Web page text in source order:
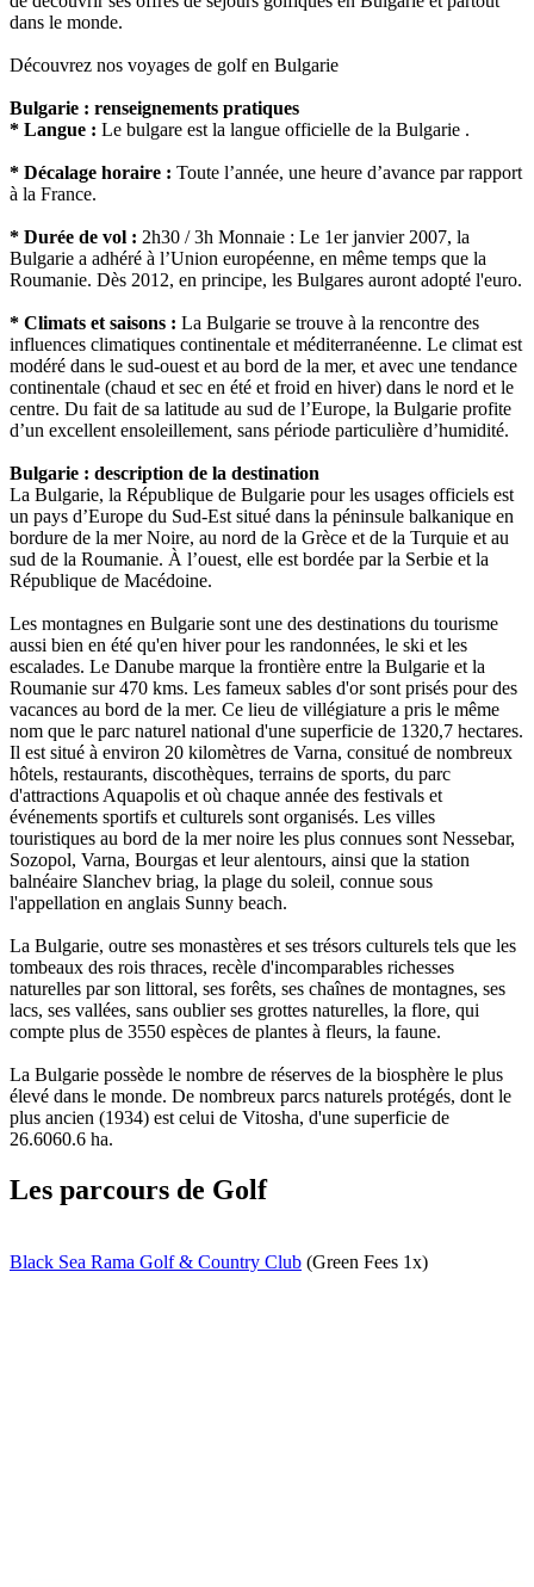
dans le monde.
Découvrez nos voyages de golf en Bulgarie
Bulgarie : renseignements pratiques
* Langue : Le bulgare est la langue officielle de la Bulgarie .
* Décalage horaire : Toute l’année, une heure d’avance par rapport
à la France.
* Durée de vol : 2h30 / 3h Monnaie : Le 1er janvier 2007, la
Bulgarie a adhéré à l’Union européenne, en même temps que la
Roumanie. Dès 2012, en principe, les Bulgares auront adopté l'euro.
* Climats et saisons : La Bulgarie se trouve à la rencontre des
influences climatiques continentale et méditerranéenne. Le climat est
modéré dans le sud-ouest et au bord de la mer, et avec une tendance
continentale (chaud et sec en été et froid en hiver) dans le nord et le
centre. Du fait de sa latitude au sud de l’Europe, la Bulgarie profite
d’un excellent ensoleillement, sans période particulière d’humidité.
Bulgarie : description de la destination
La Bulgarie, la République de Bulgarie pour les usages officiels est
un pays d’Europe du Sud-Est situé dans la péninsule balkanique en
bordure de la mer Noire, au nord de la Grèce et de la Turquie et au
sud de la Roumanie. À l’ouest, elle est bordée par la Serbie et la
République de Macédoine.
Les montagnes en Bulgarie sont une des destinations du tourisme
aussi bien en été qu'en hiver pour les randonnées, le ski et les
escalades. Le Danube marque la frontière entre la Bulgarie et la
Roumanie sur 470 kms. Les fameux sables d'or sont prisés pour des
vacances au bord de la mer. Ce lieu de villégiature a pris le même
nom que le parc naturel national d'une superficie de 1320,7 hectares.
Il est situé à environ 20 kilomètres de Varna, consitué de nombreux
hôtels, restaurants, discothèques, terrains de sports, du parc
d'attractions Aquapolis et où chaque année des festivals et
événements sportifs et culturels sont organisés. Les villes
touristiques au bord de la mer noire les plus connues sont Nessebar,
Sozopol, Varna, Bourgas et leur alentours, ainsi que la station
balnéaire Slanchev briag, la plage du soleil, connue sous
l'appellation en anglais Sunny beach.
La Bulgarie, outre ses monastères et ses trésors culturels tels que les
tombeaux des rois thraces, recèle d'incomparables richesses
naturelles par son littoral, ses forêts, ses chaînes de montagnes, ses
lacs, ses vallées, sans oublier ses grottes naturelles, la flore, qui
compte plus de 3550 espèces de plantes à fleurs, la faune.
La Bulgarie possède le nombre de réserves de la biosphère le plus
élevé dans le monde. De nombreux parcs naturels protégés, dont le
plus ancien (1934) est celui de Vitosha, d'une superficie de
26.6060.6 ha.
Les parcours de Golf
Black Sea Rama Golf & Country Club (Green Fees 1x)